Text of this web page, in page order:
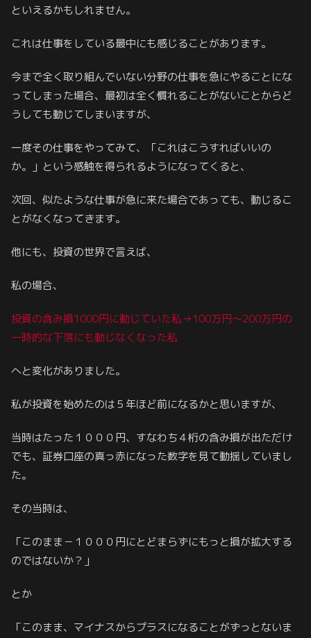
といえるかもしれません。
これは仕事をしている最中にも感じることがあります。
今まで全く取り組んでいない分野の仕事を急にやることにな
ってしまった場合、最初は全く慣れることがないことからど
うしても動じてしまいますが、
一度その仕事をやってみて、「これはこうすればいいの
か。」という感触を得られるようになってくると、
次回、似たような仕事が急に来た場合であっても、動じるこ
とがなくなってきます。
他にも、投資の世界で言えば、
私の場合、
投資の含み損1000円に動じていた私→100万円～200万円の
一時的な下落にも動じなくなった私
へと変化がありました。
私が投資を始めたのは５年ほど前になるかと思いますが、
当時はたった１０００円、すなわち４桁の含み損が出ただけ
でも、証券口座の真っ赤になった数字を見て動揺していまし
た。
その当時は、
「このまま－１０００円にとどまらずにもっと損が拡大する
のではないか？」
とか
「このまま、マイナスからプラスになることがずっとないま